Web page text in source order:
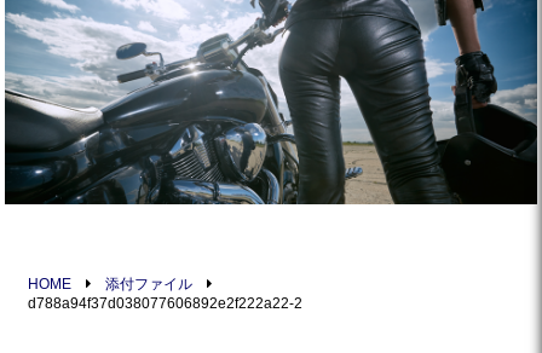
HOME
添付ファイル
d788a94f37d038077606892e2f222a22-2